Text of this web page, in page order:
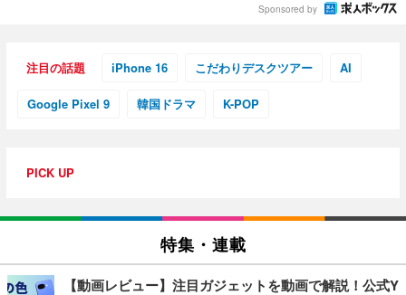
Sponsored by
注目の話題 iPhone 16 こだわりデスクツアー AI
Google Pixel 9 韓国ドラマ K-POP
PICK UP
特集・連載
【動画レビュー】注目ガジェットを動画で解説！公式Y